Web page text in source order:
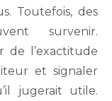
Toutefois, des
survenir.
de l’exactitude
et signaler
jugerait utile.